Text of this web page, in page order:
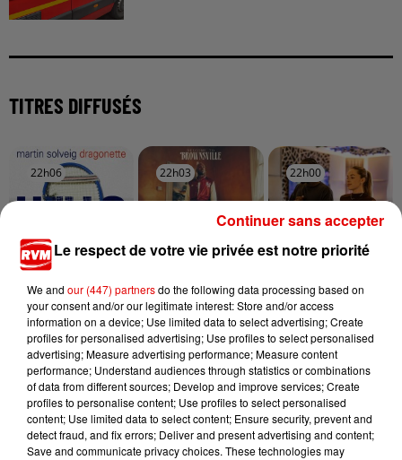
TITRES DIFFUSÉS
22h06
22h06
MARTIN SOLVEIG
Hello
22h03
22h03
WILL BROWN
Welcomme To
Brownsville
22h00
22h00
JUNGELI FEAT. EMMA
Juste Un Peu
Le respect de votre vie privée est notre priorité
We and our (447) partnersdo the following data processing based on
your consent and/or our legitimate interest: Store and/or access
information on a device; Use limited data to select advertising; Create
profiles for personalised advertising; Use profiles to select personalised
advertising; Measure advertising performance; Measure content
performance; Understand audiences through statistics or combinations
of data from different sources; Develop and improve services; Create
profiles to personalise content; Use profiles to select personalised
content; Use limited data to select content; Ensure security, prevent and
detect fraud, and fix errors; Deliver and present advertising and content;
Save and communicate privacy choices. These technologies may
Continuer sans accepter